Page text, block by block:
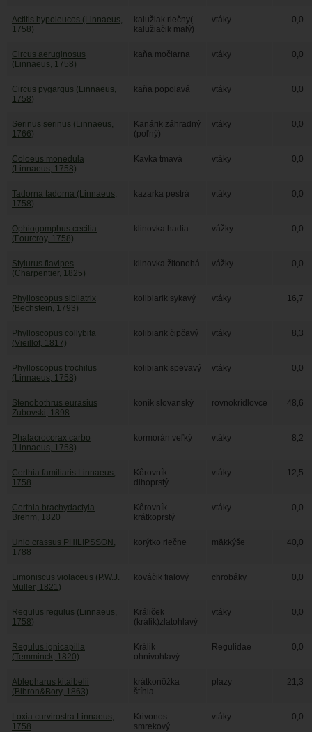
Actitis hypoleucos (Linnaeus,
1758)
kalužiak riečny(
kalužiačik malý)
vtáky 0,0
Circus aeruginosus
(Linnaeus, 1758)
kaňa močiarna vtáky 0,0
Circus pygargus (Linnaeus,
1758)
kaňa popolavá vtáky 0,0
Serinus serinus (Linnaeus,
1766)
Kanárik záhradný
(poľný)
vtáky 0,0
Coloeus monedula
(Linnaeus, 1758)
Kavka tmavá vtáky 0,0
Tadorna tadorna (Linnaeus,
1758)
kazarka pestrá vtáky 0,0
Ophiogomphus cecilia
(Fourcroy, 1758)
klinovka hadia vážky 0,0
Stylurus flavipes
(Charpentier, 1825)
klinovka žltonohá vážky 0,0
Phylloscopus sibilatrix
(Bechstein, 1793)
kolibiarik sykavý vtáky 16,7
Phylloscopus collybita
(Vieillot, 1817)
kolibiarik čipčavý vtáky 8,3
Phylloscopus trochilus
(Linnaeus, 1758)
kolibiarik spevavý vtáky 0,0
Stenobothrus eurasius
Zubovski, 1898
koník slovanský rovnokrídlovce 48,6
Phalacrocorax carbo
(Linnaeus, 1758)
kormorán veľký vtáky 8,2
Certhia familiaris Linnaeus,
1758
Kôrovník
dlhoprstý
vtáky 12,5
Certhia brachydactyla
Brehm, 1820
Kôrovník
krátkoprstý
vtáky 0,0
Unio crassus PHILIPSSON,
1788
korýtko riečne mäkkýše 40,0
Limoniscus violaceus (P.W.J.
Muller, 1821)
kováčik fialový chrobáky 0,0
Regulus regulus (Linnaeus,
1758)
Králiček
(králik)zlatohlavý
vtáky 0,0
Regulus ignicapilla
(Temminck, 1820)
Králik
ohnivohlavý
Regulidae 0,0
Ablepharus kitaibelii
(Bibron&Bory, 1863)
krátkonôžka
štíhla
plazy 21,3
Loxia curvirostra Linnaeus,
1758
Krivonos
smrekový
vtáky 0,0